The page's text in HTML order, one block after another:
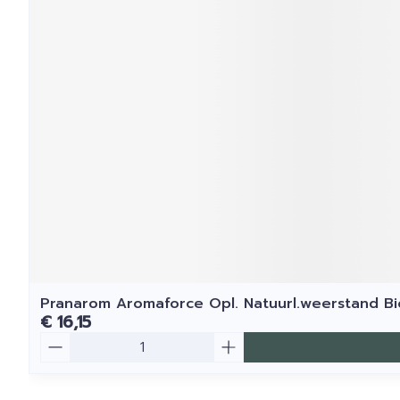
Pranarom Aromaforce Opl. Natuurl.weerstand
€ 16,15